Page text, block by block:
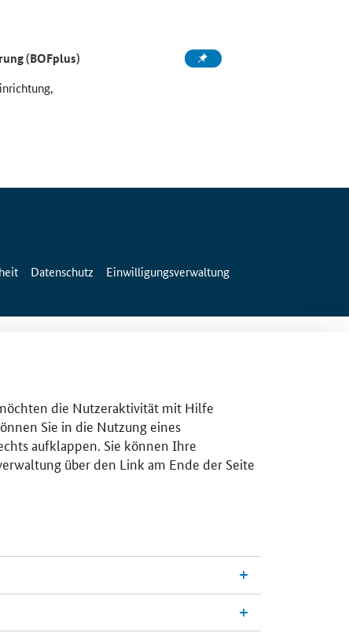
(BOFplus)
Datenschutz Einwilligungsverwaltung
die Nutzeraktivität mit Hilfe
Sie in die Nutzung eines
aufklappen. Sie können Ihre
über den Link am Ende der Seite